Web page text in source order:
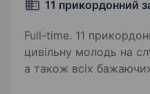
11 прикордонний
Full-time. 11 прикордонний загін запрошує
цивільну молодь на
а також всіх